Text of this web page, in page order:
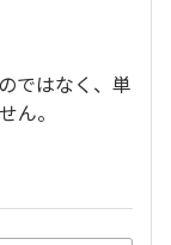
ではなく、単
ん。